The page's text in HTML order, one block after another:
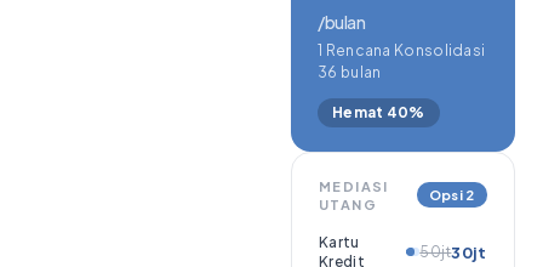
/bulan
1 Rencana Konsolidasi
36 bulan
Hemat 40%
MEDIASI
UTANG
Opsi 2
Kartu
Kredit
50jt30jt